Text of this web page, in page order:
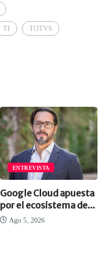
TI TOTVS
ENTREVISTA
Google Cloud apuesta
por el ecosistema de...
Ago 5, 2026